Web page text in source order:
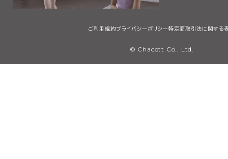
ご利用規約プライバシーポリシー 特定商取引法に関する
© Chacott Co., Ltd.